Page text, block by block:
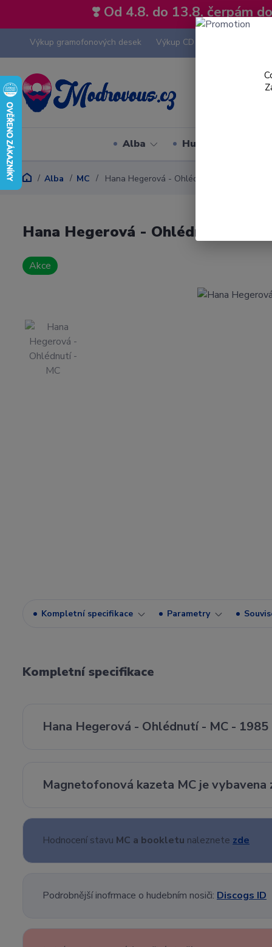
❣️ Od 4.8. do 13.8. čerpám
Výkup gramofonových desek Výkup CD
Alba Hudební styly
Alba MC Hana Hegerová - Ohlédnutí - MC
Hana Hegerová - Ohlédnutí - MC
Akce
Kompletní specifikace Parametry
Kompletní specifikace
Hana Hegerová - Ohlédnutí - MC - 1985
Magnetofonová kazeta MC je vybavena
Hodnocení stavu MC a bookletu naleznete zde
Podrobnější inofrmace o hudebním nosiči: Discogs ID